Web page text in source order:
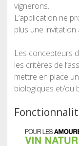
vignerons.
L’application ne
plus une invitation
Les concepteurs
les critères de
mettre en place
biologiques et/ou